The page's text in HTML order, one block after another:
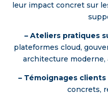
leur impact concret sur
– Ateliers pratiques
plateformes cloud,
architecture moderne,
– Témoignages clients
concrets,